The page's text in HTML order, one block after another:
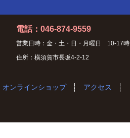
電話：046-874-9559
営業日時：金・土・日・月曜日 10-17時
住所：横須賀市長坂4-2-12
オンラインショップ アクセス